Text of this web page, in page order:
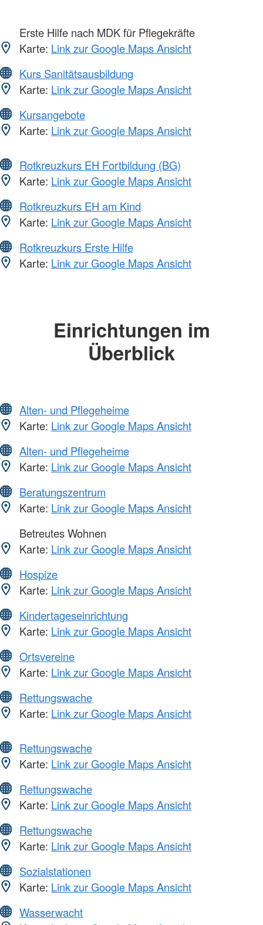
Erste Hilfe nach MDK für Pflegekräfte
Karte: Link zur Google Maps Ansicht
Kurs Sanitätsausbildung
Karte: Link zur Google Maps Ansicht
Kursangebote
Karte: Link zur Google Maps Ansicht
Rotkreuzkurs EH Fortbildung (BG)
Karte: Link zur Google Maps Ansicht
Rotkreuzkurs EH am Kind
Karte: Link zur Google Maps Ansicht
Rotkreuzkurs Erste Hilfe
Karte: Link zur Google Maps Ansicht
Einrichtungen im
Überblick
Alten- und Pflegeheime
Karte: Link zur Google Maps Ansicht
Alten- und Pflegeheime
Karte: Link zur Google Maps Ansicht
Beratungszentrum
Karte: Link zur Google Maps Ansicht
Betreutes Wohnen
Karte: Link zur Google Maps Ansicht
Hospize
Karte: Link zur Google Maps Ansicht
Kindertageseinrichtung
Karte: Link zur Google Maps Ansicht
Ortsvereine
Karte: Link zur Google Maps Ansicht
Rettungswache
Karte: Link zur Google Maps Ansicht
Rettungswache
Karte: Link zur Google Maps Ansicht
Rettungswache
Karte: Link zur Google Maps Ansicht
Rettungswache
Karte: Link zur Google Maps Ansicht
Sozialstationen
Karte: Link zur Google Maps Ansicht
Wasserwacht